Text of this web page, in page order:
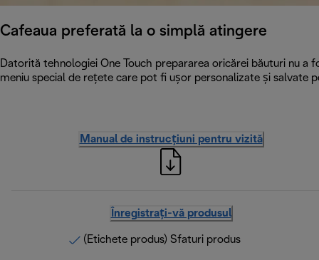
Cafeaua preferată la o simplă atingere
Datorită tehnologiei One Touch prepararea oricărei băuturi nu
meniu special de rețete care pot fi ușor personalizate și salvate
Manual de instrucțiuni pentru vizită
Înregistrați-vă produsul
(Etichete produs) Sfaturi produs